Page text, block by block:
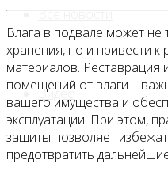
Все новости
Видео
Влага в подвале может не
хранения, но и привести
материалов. Реставрация
помещений от влаги –
вашего имущества и
эксплуатации. При этом,
защиты позволяет
предотвратить